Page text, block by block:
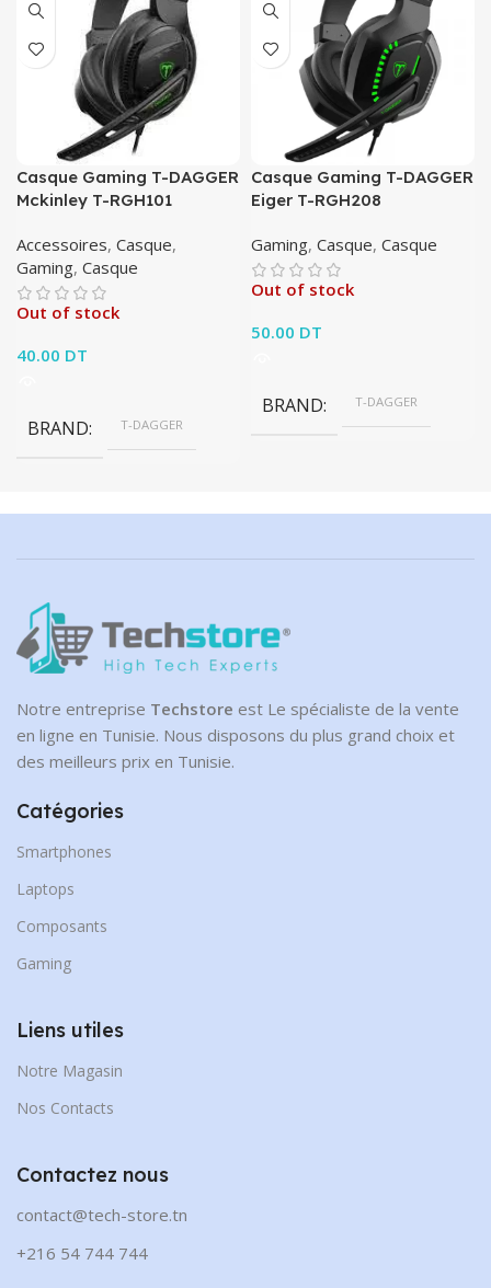
Casque Gaming T-DAGGER
Mckinley T-RGH101
Accessoires, Casque,
Gaming, Casque
Out of stock
40.00 DT
BRAND T-DAGGER
Casque Gaming T-DAGGER
Eiger T-RGH208
Gaming, Casque, Casque
Out of stock
50.00 DT
BRAND T-DAGGER
Notre entreprise Techstore est Le spécialiste de la vente
en ligne en Tunisie. Nous disposons du plus grand choix et
des meilleurs prix en Tunisie.
Catégories
Smartphones
Laptops
Composants
Gaming
Liens utiles
Notre Magasin
Nos Contacts
Contactez nous
contact@tech-store.tn
+216 54 744 744